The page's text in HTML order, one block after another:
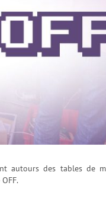
autours des tables de